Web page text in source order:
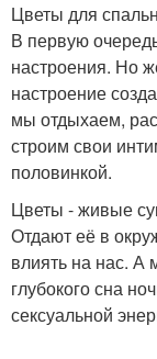
Цветы для
В первую
настроения. Но
настроение
мы отдыхаем,
строим свои
половинкой.
Цветы - живые
Отдают её в
влиять на нас. А
глубокого сна
сексуальной